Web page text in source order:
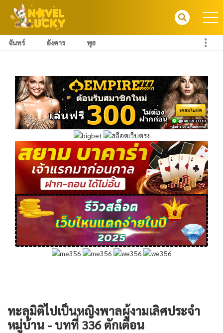
จันทร์ อังคาร พุธ
ทะลุมิติไปเป็นหญิงพาลผู้งามเลิศประจำ
หมู่บ้าน - บทที่ 336 ตักเตือน